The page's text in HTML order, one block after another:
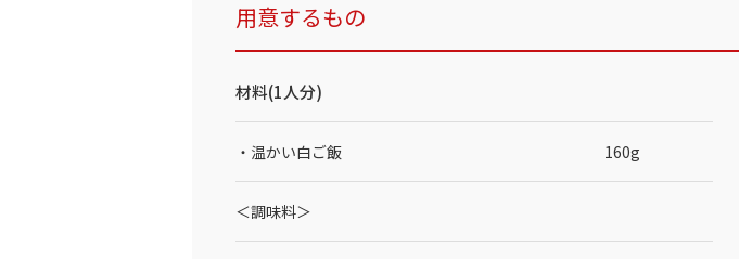
用意するもの
材料(1人分)
・温かい白ご飯 160g
＜調味料＞